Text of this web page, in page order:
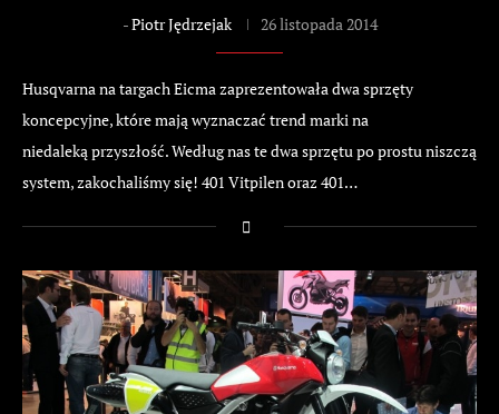
-Piotr Jędrzejak 26 listopada 2014
Husqvarna na targach Eicma zaprezentowała dwa sprzęty
koncepcyjne, które mają wyznaczać trend marki na
niedaleką przyszłość. Według nas te dwa sprzętu po prostu niszczą
system, zakochaliśmy się! 401 Vitpilen oraz 401…